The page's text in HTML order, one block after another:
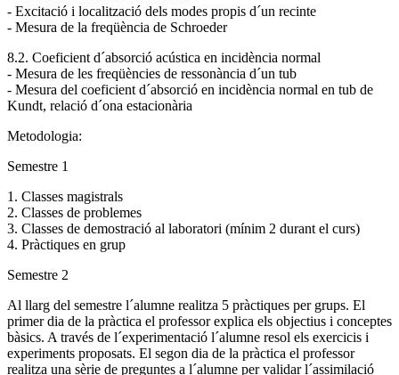
- Excitació i localització dels modes propis d´un recinte
- Mesura de la freqüència de Schroeder
8.2. Coeficient d´absorció acústica en incidència normal
- Mesura de les freqüències de ressonància d´un tub
- Mesura del coeficient d´absorció en incidència normal en tub de
Kundt, relació d´ona estacionària
Metodologia:
Semestre 1
1. Classes magistrals
2. Classes de problemes
3. Classes de demostració al laboratori (mínim 2 durant el curs)
4. Pràctiques en grup
Semestre 2
Al llarg del semestre l´alumne realitza 5 pràctiques per grups. El
primer dia de la pràctica el professor explica els objectius i conceptes
bàsics. A través de l´experimentació l´alumne resol els exercicis i
experiments proposats. El segon dia de la pràctica el professor
realitza una sèrie de preguntes a l´alumne per validar l´assimilació